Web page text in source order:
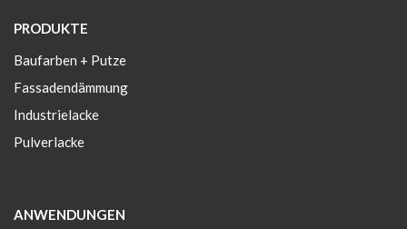
PRODUKTE
Baufarben + Putze
Fassadendämmung
Industrielacke
Pulverlacke
ANWENDUNGEN